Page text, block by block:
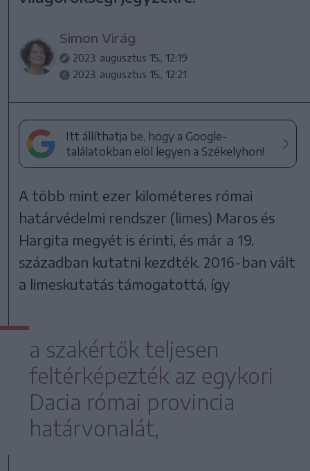
Simon Virág
2023. augusztus 15., 12:19
2023. augusztus 15., 12:21
Itt állíthatja be, hogy a Google-
találatokban elöl legyen a Székelyhon!
A több mint ezer kilométeres római
határvédelmi rendszer (limes) Maros és
Hargita megyét is érinti, és már a 19.
században kutatni kezdték. 2016-ban vált
a limeskutatás támogatottá, így
a szakértők teljesen
feltérképezték az egykori
Dacia római provincia
határvonalát,